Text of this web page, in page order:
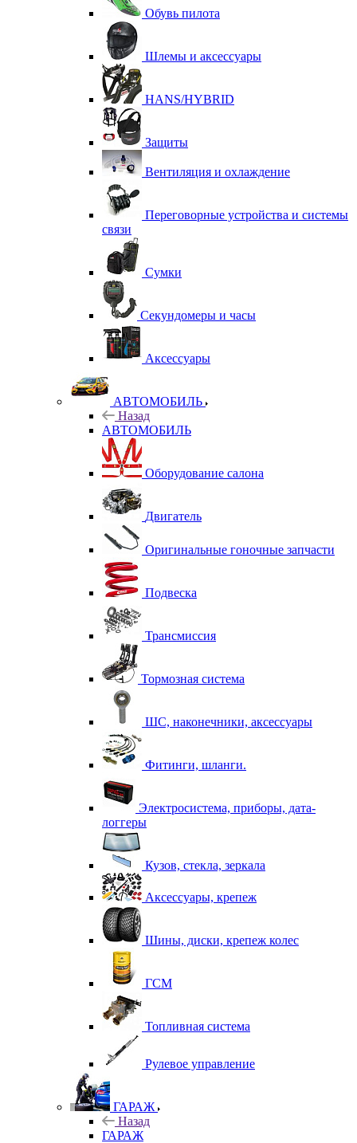
Обувь пилота
Шлемы и аксессуары
HANS/HYBRID
Защиты
Вентиляция и охлаждение
Переговорные устройства и системы
связи
Сумки
Секундомеры и часы
Аксессуары
АВТОМОБИЛЬ
Назад
АВТОМОБИЛЬ
Оборудование салона
Двигатель
Оригинальные гоночные запчасти
Подвеска
Трансмиссия
Тормозная система
ШС, наконечники, аксессуары
Фитинги, шланги.
Электросистема, приборы, дата-
логгеры
Кузов, стекла, зеркала
Аксессуары, крепеж
Шины, диски, крепеж колес
ГСМ
Топливная система
Рулевое управление
ГАРАЖ
Назад
ГАРАЖ